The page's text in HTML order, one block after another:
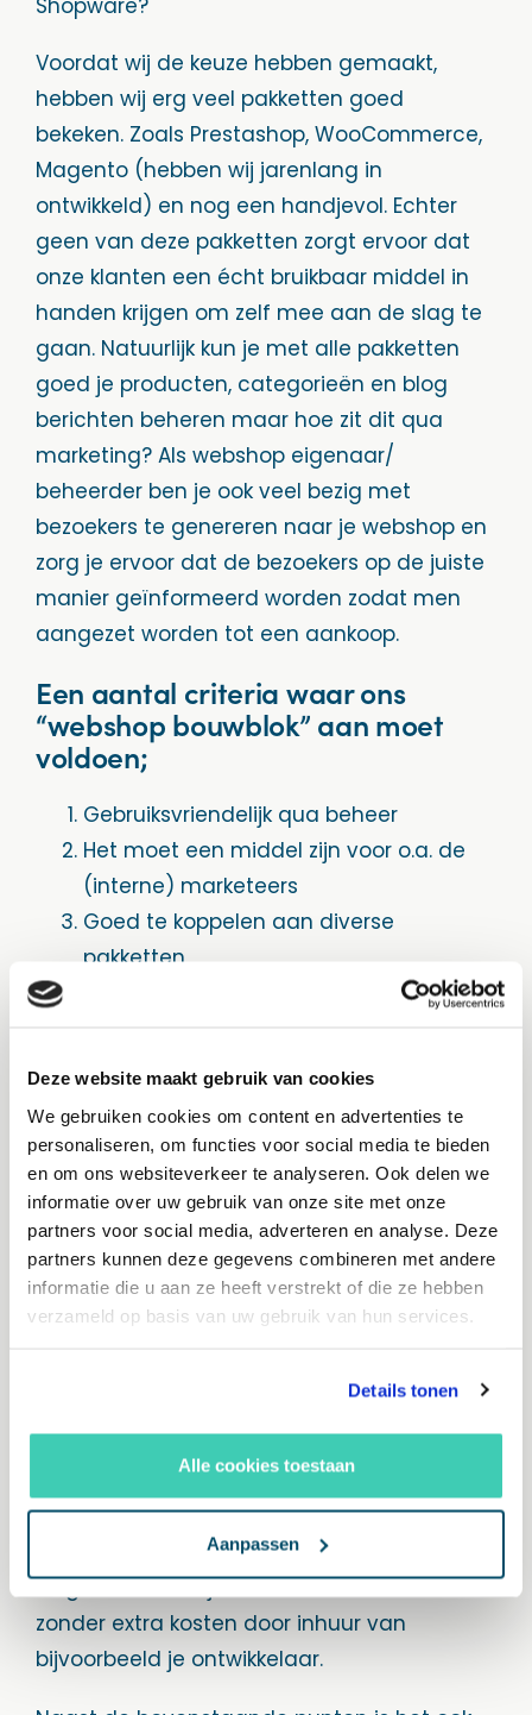
Deze website maakt gebruik van cookies
We gebruiken cookies om content en advertenties te
personaliseren, om functies voor social media te bieden
en om ons websiteverkeer te analyseren. Ook delen we
informatie over uw gebruik van onze site met onze
partners voor social media, adverteren en analyse. Deze
partners kunnen deze gegevens combineren met andere
informatie die u aan ze heeft verstrekt of die ze hebben
verzameld op basis van uw gebruik van hun services.
Details tonen
Alle cookies toestaan
Aanpassen
Shopware?
Voordat wij de keuze hebben gemaakt,
hebben wij erg veel pakketten goed
bekeken. Zoals Prestashop, WooCommerce,
Magento (hebben wij jarenlang in
ontwikkeld) en nog een handjevol. Echter
geen van deze pakketten zorgt ervoor dat
onze klanten een écht bruikbaar middel in
handen krijgen om zelf mee aan de slag te
gaan. Natuurlijk kun je met alle pakketten
goed je producten, categorieën en blog
berichten beheren maar hoe zit dit qua
marketing? Als webshop eigenaar/
beheerder ben je ook veel bezig met
bezoekers te genereren naar je webshop en
zorg je ervoor dat de bezoekers op de juiste
manier geïnformeerd worden zodat men
aangezet worden tot een aankoop.
Een aantal criteria waar ons
“webshop bouwblok” aan moet
voldoen;
Gebruiksvriendelijk qua beheer
Het moet een middel zijn voor o.a. de
(interne) marketeers
Goed te koppelen aan diverse
pakketten
Direct support vanuit de ontwikkelaars
laden!)
En nog veel meer…
Shopware is het enige pakket dat ervoor kan
zorgen dat je zelf de touwtjes in handen
hebt. Homepage geheel zelf aanpassen?
Zelf eenvoudig mooie banners maken?
Dit zijn slechts drie erg krachtige tools die
Shopware je geeft (en zonder tussenkomst
van een ontwerper of ontwikkelaar!). Dit
zorgt ervoor dat je zelf snel kunt schakelen
zonder extra kosten door inhuur van
bijvoorbeeld je ontwikkelaar.